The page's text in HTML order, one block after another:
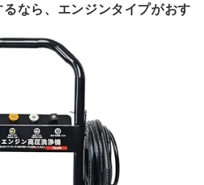
なら、エンジンタイプがおす